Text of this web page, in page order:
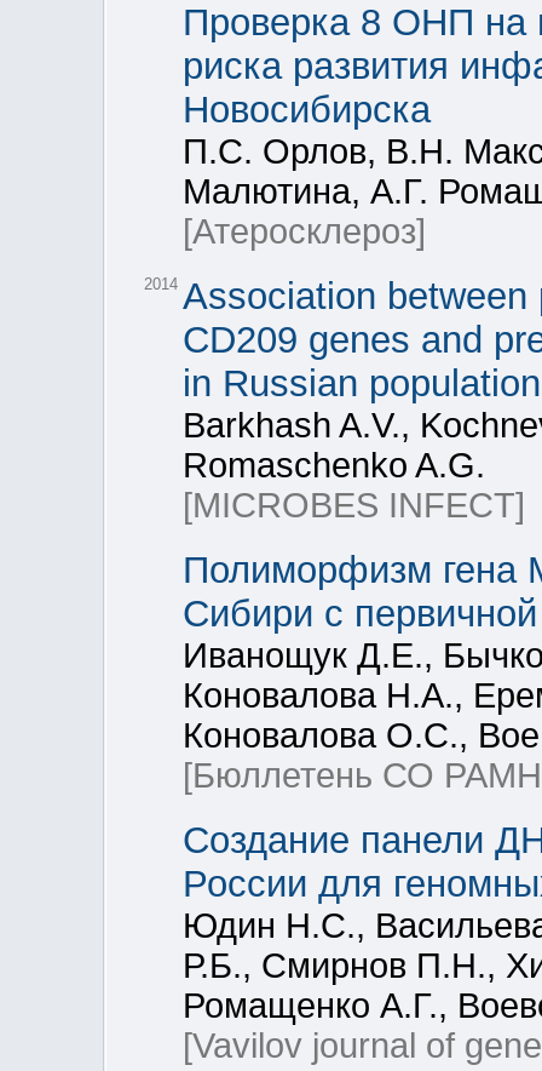
Проверка 8 ОНП на
риска развития
Новосибирска
П.С. Орлов, В.Н.
Малютина, А.Г.
[Атеросклероз]
2014 Association
CD209 genes and
in Russian population
Barkhash A.V.,
Romaschenko A.G.
[MICROBES INFECT]
Полиморфизм гена
Сибири с первичной
Иванощук Д.Е.,
Коновалова Н.А.,
Коновалова О.С.,
[Бюллетень СО
Создание панели
России для
Юдин Н.С.,
Р.Б., Смирнов П.Н.,
Ромащенко А.Г.,
[Vavilov journal of